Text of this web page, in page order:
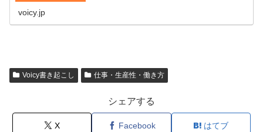
voicy.jp
Voicy書き起こし 仕事・生産性・働き方
シェアする
X Facebook はてブ